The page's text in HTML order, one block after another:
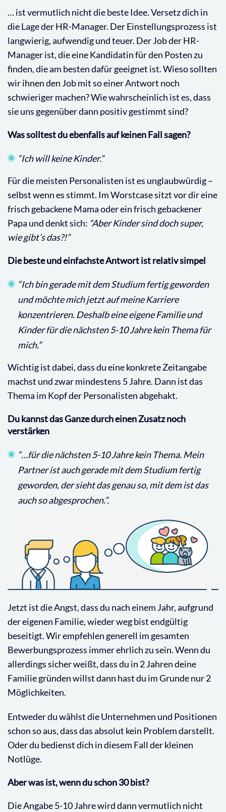
… ist vermutlich nicht die beste Idee. Versetz dich in
die Lage der HR-Manager. Der Einstellungsprozess ist
langwierig, aufwendig und teuer. Der Job der HR-
Manager ist, die eine Kandidatin für den Posten zu
finden, die am besten dafür geeignet ist. Wieso sollten
wir ihnen den Job mit so einer Antwort noch
schwieriger machen? Wie wahrscheinlich ist es, dass
sie uns gegenüber dann positiv gestimmt sind?
Was solltest du ebenfalls auf keinen Fall sagen?
“Ich will keine Kinder.”
Für die meisten Personalisten ist es unglaubwürdig –
selbst wenn es stimmt. Im Worstcase sitzt vor dir eine
frisch gebackene Mama oder ein frisch gebackener
Papa und denkt sich: “Aber Kinder sind doch super,
wie gibt’s das?!”
Die beste und einfachste Antwort ist relativ simpel
“Ich bin gerade mit dem Studium fertig geworden
und möchte mich jetzt auf meine Karriere
konzentrieren. Deshalb eine eigene Familie und
Kinder für die nächsten 5-10 Jahre kein Thema für
mich.”
Wichtig ist dabei, dass du eine konkrete Zeitangabe
machst und zwar mindestens 5 Jahre. Dann ist das
Thema im Kopf der Personalisten abgehakt.
Du kannst das Ganze durch einen Zusatz noch
verstärken
“…für die nächsten 5-10 Jahre kein Thema. Mein
Partner ist auch gerade mit dem Studium fertig
geworden, der sieht das genau so, mit dem ist das
auch so abgesprochen.”.
Jetzt ist die Angst, dass du nach einem Jahr, aufgrund
der eigenen Familie, wieder weg bist endgültig
beseitigt. Wir empfehlen generell im gesamten
Bewerbungsprozess immer ehrlich zu sein. Wenn du
allerdings sicher weißt, dass du in 2 Jahren deine
Familie gründen willst dann hast du im Grunde nur 2
Möglichkeiten.
Entweder du wählst die Unternehmen und Positionen
schon so aus, dass das absolut kein Problem darstellt.
Oder du bedienst dich in diesem Fall der kleinen
Notlüge.
Aber was ist, wenn du schon 30 bist?
Die Angabe 5-10 Jahre wird dann vermutlich nicht